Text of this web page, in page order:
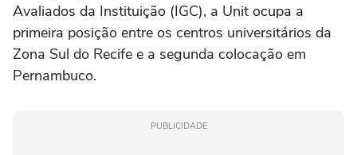
Avaliados da Instituição (IGC), a Unit ocupa a
primeira posição entre os centros universitários da
Zona Sul do Recife e a segunda colocação em
Pernambuco.
PUBLICIDADE